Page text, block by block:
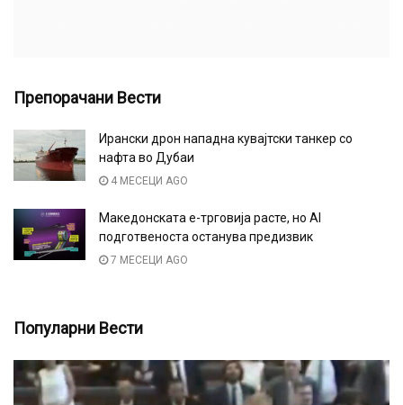
Препорачани Вести
Ирански дрон нападна кувајтски танкер со
нафта во Дубаи
4 МЕСЕЦИ AGO
Македонската е-трговија расте, но AI
подготвеноста останува предизвик
7 МЕСЕЦИ AGO
Популарни Вести